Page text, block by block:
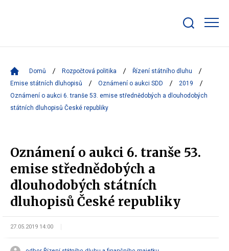
bar
Domů Rozpočtová politika
Řízení státního dluhu
Emise státních dluhopisů
Oznámení o aukci SDD
2019
Oznámení o aukci 6. tranše 53. emise střednědobých a dlouhodobých
státních dluhopisů České republiky
Oznámení o aukci 6. tranše 53.
emise střednědobých a
dlouhodobých státních
dluhopisů České republiky
27.05.2019 14:00